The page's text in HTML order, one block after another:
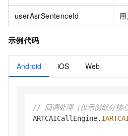
userAsrSentenceId
示例代码
Android iOS Web
// 回调处理（仅示例部分核心
ARTCAICallEngine.